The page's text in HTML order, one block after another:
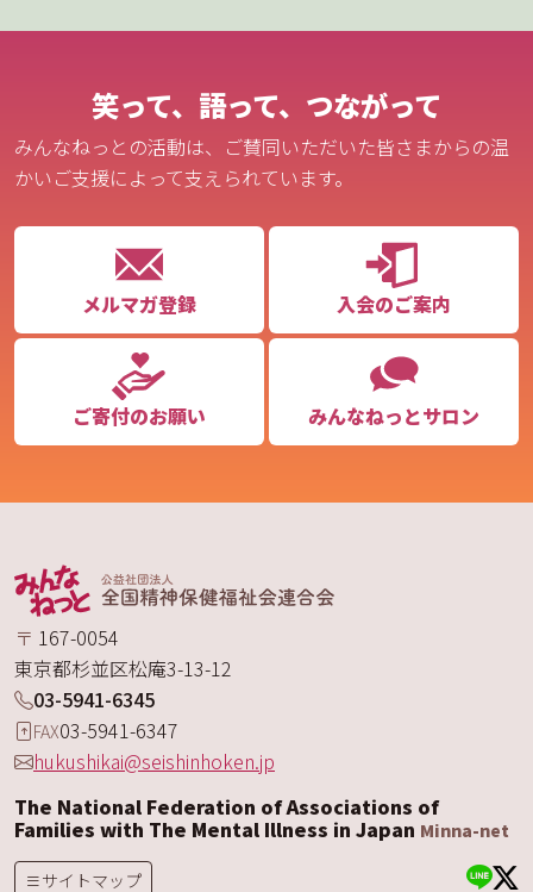
笑って、語って、つながって
みんなねっとの活動は、ご賛同いただいた皆さまからの温
かいご支援によって支えられています。
メルマガ登録 入会のご案内
ご寄付のお願い みんなねっとサロン
〒 167-0054
東京都杉並区松庵3-13-12
03-5941-6345
FAX03-5941-6347
hukushikai@seishinhoken.jp
The National Federation of Associations of
Families with The Mental Illness in Japan Minna-net
サイトマップ